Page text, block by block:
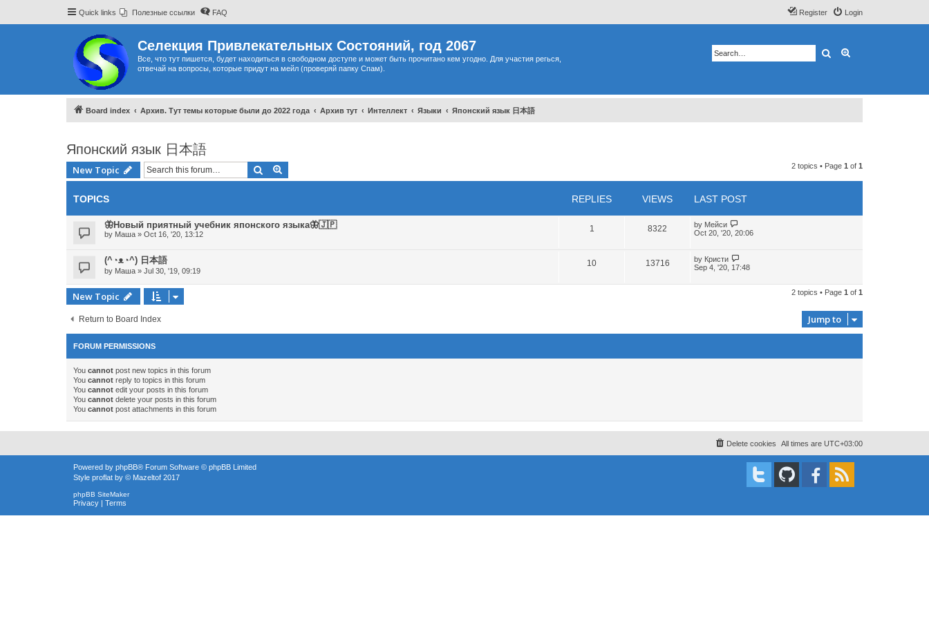
Quick links Полезные ссылки FAQ Login
Register
Селекция Привлекательных Состояний, год 2067
Все, что тут пишется, будет находиться в свободном доступе и может быть прочитано кем угодно. Для участия регься,
отвечай на вопросы, которые придут на мейл (проверяй папку Спам).
Search
Board index Архив. Тут темы которые были до 2022 года Архив тут Интеллект Языки Японский язык 日本語
Японский язык 日本語
New Topic Search 2 topics • Page 1 of 1
TOPICS REPLIES VIEWS LAST POST
🦋Новый приятный учебник японского языка🦋🇯🇵
by Маша » Oct 16, '20, 13:12
1 8322 by Мейси
Oct 20, '20, 20:06
(^◔ᴥ◔^) 日本語
by Маша » Jul 30, '19, 09:19
10 13716 by Кристи
Sep 4, '20, 17:48
New Topic 2 topics • Page 1 of 1
Return to Board Index Jump to
FORUM PERMISSIONS
You cannot post new topics in this forum
You cannot reply to topics in this forum
You cannot edit your posts in this forum
You cannot delete your posts in this forum
You cannot post attachments in this forum
All times are UTC+03:00
Delete cookies
Powered by phpBB® Forum Software © phpBB Limited
Style proflat by © Mazeltof 2017
phpBB SiteMaker
Privacy | Terms